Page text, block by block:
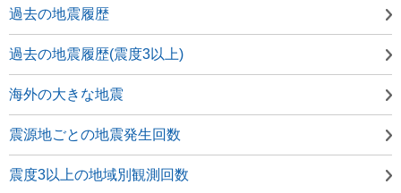
過去の地震履歴
過去の地震履歴(震度3以上)
海外の大きな地震
震源地ごとの地震発生回数
震度3以上の地域別観測回数